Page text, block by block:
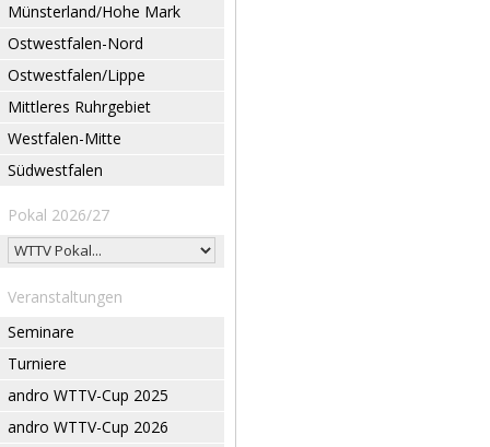
Münsterland/Hohe Mark
Ostwestfalen-Nord
Ostwestfalen/Lippe
Mittleres Ruhrgebiet
Westfalen-Mitte
Südwestfalen
Pokal 2026/27
Veranstaltungen
Seminare
Turniere
andro WTTV-Cup 2025
andro WTTV-Cup 2026